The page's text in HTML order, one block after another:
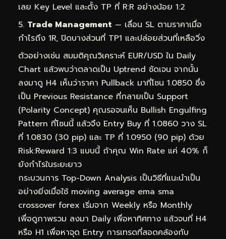
เลย Key Level และตั้ง TP ที่ R:R อย่างน้อย 1:2
Trade Management — เลื่อน SL ตามราคาเมื่อ
กำไรถึง 1R, ปิดบางส่วนที่ TP1 และปล่อยส่วนที่เหลือวิ่ง
ตัวอย่างเช่น สมมติคุณวิเคราะห์ EUR/USD ใน Daily
Chart แล้วพบว่าตลาดเป็น Uptrend ชัดเจน จากนั้น
ลงมาดู H4 เห็นว่าราคา Pullback มาที่โซน 1.0850 ซึ่ง
เป็น Previous Resistance ที่กลายเป็น Support
(Polarity Concept) คุณรอจนเห็น Bullish Engulfing
Pattern ที่โซนนี้ แล้วจึง Entry Buy ที่ 1.0860 วาง SL
ที่ 1.0830 (30 pip) และ TP ที่ 1.0950 (90 pip) ด้วย
Risk:Reward 1:3 แบบนี้ ถ้าคุณ Win Rate แค่ 40% ก็
ยังกำไรในระยะยาว
กระบวนการ Top-Down Analysis เป็นวิธีที่แนะนำเป็น
อย่างยิ่งเมื่อใช้ moving average ema sma
crossover forex เริ่มจาก Weekly หรือ Monthly
เพื่อดูภาพรวม ลงมา Daily เพื่อหาทิศทาง แล้วจบที่ H4
หรือ H1 เพื่อหาจุด Entry การเทรดที่สอดคล้องกับ